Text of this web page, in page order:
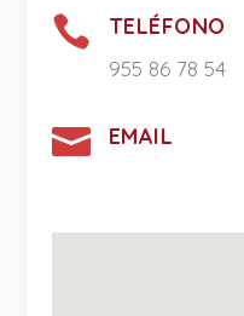
 TELÉFONO
955 86 78 54
 EMAIL